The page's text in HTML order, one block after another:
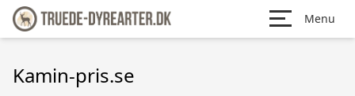
Menu
Kamin-pris.se